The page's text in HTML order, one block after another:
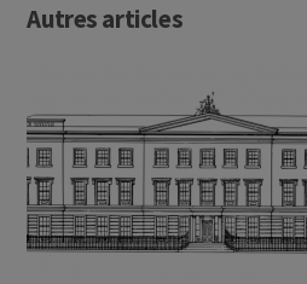
Autres articles